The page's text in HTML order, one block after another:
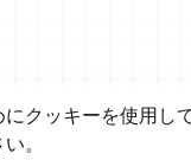
クッキーを使用
。